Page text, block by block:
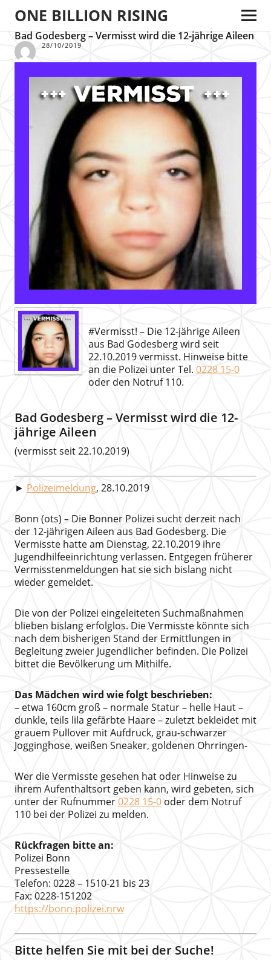
ONE BILLION RISING
Bad Godesberg – Vermisst wird die 12-jährige Aileen
28/10/2019
#Vermisst! – Die 12-jährige Aileen
aus Bad Godesberg wird seit
22.10.2019 vermisst. Hinweise bitte
an die Polizei unter Tel. 0228 15-0
oder den Notruf 110.
Bad Godesberg – Vermisst wird die 12-
jährige Aileen
(vermisst seit 22.10.2019)
► Polizeimeldung, 28.10.2019
Bonn (ots) – Die Bonner Polizei sucht derzeit nach
der 12-jährigen Aileen aus Bad Godesberg. Die
Vermisste hatte am Dienstag, 22.10.2019 ihre
Jugendhilfeeinrichtung verlassen. Entgegen früherer
Vermisstenmeldungen hat sie sich bislang nicht
wieder gemeldet.
Die von der Polizei eingeleiteten Suchmaßnahmen
blieben bislang erfolglos. Die Vermisste könnte sich
nach dem bisherigen Stand der Ermittlungen in
Begleitung zweier Jugendlicher befinden. Die Polizei
bittet die Bevölkerung um Mithilfe.
Das Mädchen wird wie folgt beschrieben:
– etwa 160cm groß – normale Statur – helle Haut –
dunkle, teils lila gefärbte Haare – zuletzt bekleidet mit
grauem Pullover mit Aufdruck, grau-schwarzer
Jogginghose, weißen Sneaker, goldenen Ohrringen-
Wer die Vermisste gesehen hat oder Hinweise zu
ihrem Aufenthaltsort geben kann, wird gebeten, sich
unter der Rufnummer0228 15-0oder dem Notruf
110 bei der Polizei zu melden.
Rückfragen bitte an:
Polizei Bonn
Pressestelle
Telefon: 0228 – 1510-21 bis 23
Fax: 0228-151202
https://bonn.polizei.nrw
Bitte helfen Sie mit bei der Suche!